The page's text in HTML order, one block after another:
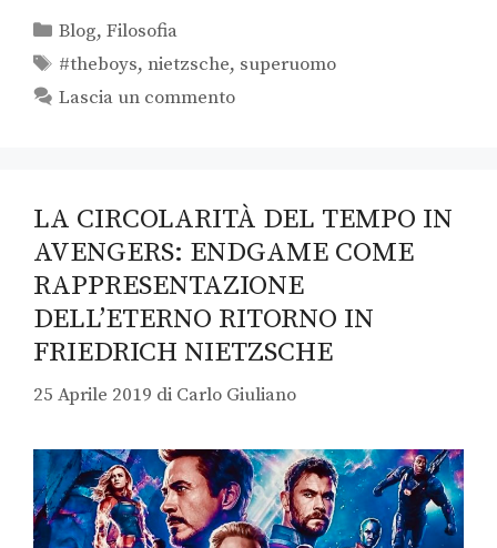
Blog,Filosofia
#theboys,nietzsche, superuomo
Lascia un commento
LA CIRCOLARITÀ DEL TEMPO IN
AVENGERS: ENDGAME COME
RAPPRESENTAZIONE
DELL’ETERNO RITORNO IN
FRIEDRICH NIETZSCHE
25 Aprile 2019 di Carlo Giuliano